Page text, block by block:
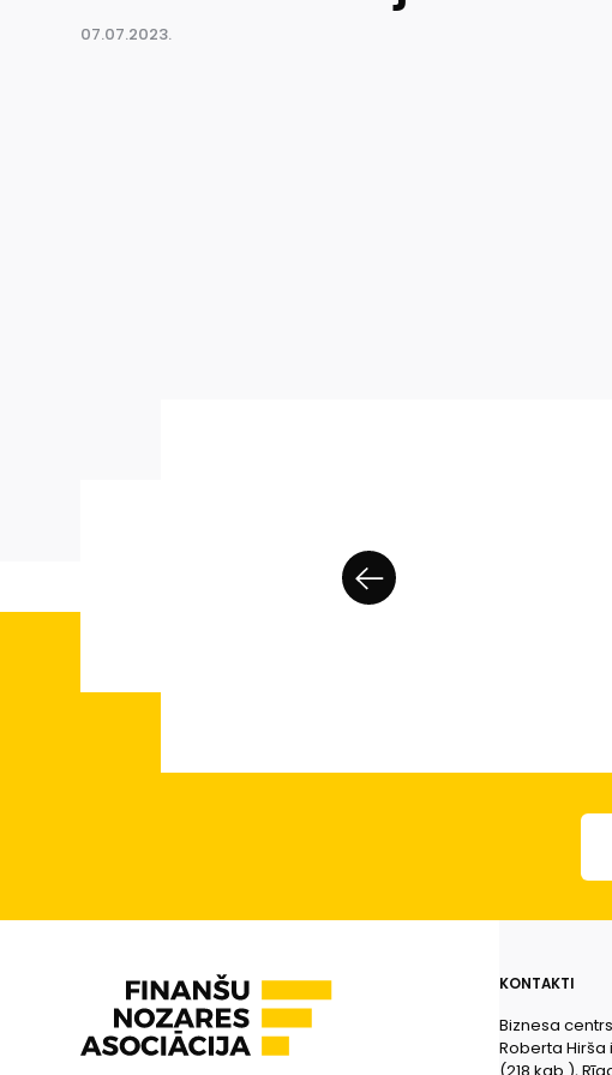
07.07.2023.
KONTAKTI
Biznesa centrs
Roberta Hirša
(218.kab.),